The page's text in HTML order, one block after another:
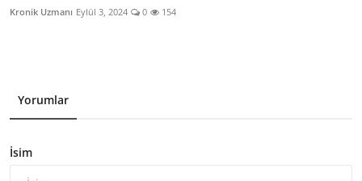
Kronik Uzmanı Eylül 3, 2024 0 154
Yorumlar
İsim